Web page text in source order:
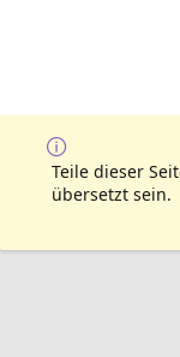
Teile dieser
übersetzt sein.